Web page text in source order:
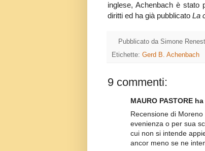
inglese, Achenbach è stato
diritti ed ha già pubblicato La
Pubblicato da Simone
Etichette: Gerd B. Achenbach
9 commenti:
MAURO PASTORE
Recensione di
evenienza o per sua
cui non si intende
ancor meno se ne